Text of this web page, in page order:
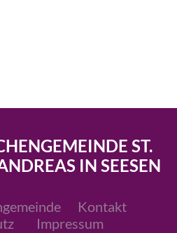
ST.
IN SEESEN
Kontakt
Impressum